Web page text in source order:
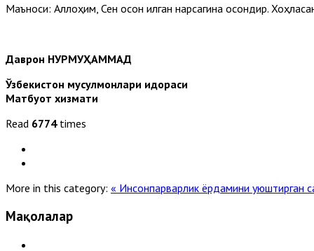
Маъноси: Аллоҳим, Сен осон қилган нарсагина осондир.
Даврон НУРМУҲАММАД
Ўзбекистон мусулмонлари идораси
Матбуот хизмати
Read 6774times
More in this category: « Инсонпарварлик ёрдамини уюштирган
Мақолалар